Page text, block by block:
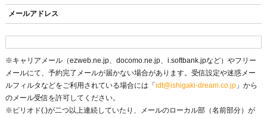
メールアドレス
※キャリアメール（ezweb.ne.jp、docomo.ne.jp、i.softbank.jpなど）やフリー
メールにて、予約完了メールが届かない場合があります。受信設定や迷惑メー
ルフィルタなどをご利用されている場合には「 idt@ishigaki-dream.co.jp」から
のメール受信を許可してください。
※ピリオド(.)が二つ以上連続していたり、メールのローカル部（名前部分）が